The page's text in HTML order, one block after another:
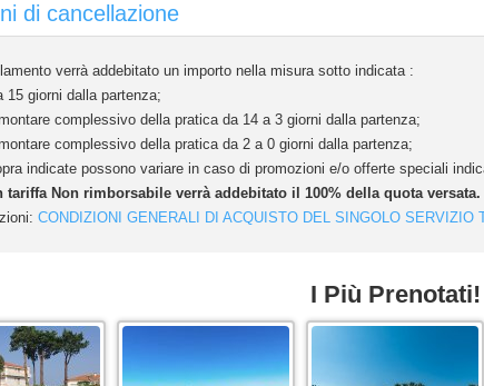
di cancellazione
verrà addebitato un importo nella misura sotto indicata :
15 giorni dalla partenza;
complessivo della pratica da 14 a 3 giorni dalla partenza;
complessivo della pratica da 2 a 0 giorni dalla partenza;
indicate possono variare in caso di promozioni e/o offerte speciali
tariffa Non rimborsabile verrà addebitato il 100% della quota versata.
CONDIZIONI GENERALI DI ACQUISTO DEL SINGOLO SERVIZIO
I Più Prenotati!